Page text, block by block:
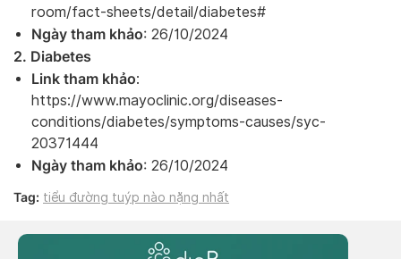
room/fact-sheets/detail/diabetes#
Ngày tham khảo: 26/10/2024
2. Diabetes
Link tham khảo:
https://www.mayoclinic.org/diseases-
conditions/diabetes/symptoms-causes/syc-
20371444
Ngày tham khảo: 26/10/2024
Tag: tiểu đường tuýp nào nặng nhất